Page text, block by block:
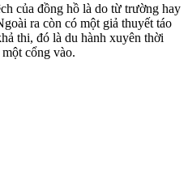
của đồng hồ là do từ trường hay
ra còn có một giả thuyết táo
thi, đó là du hành xuyên thời
cổng vào.